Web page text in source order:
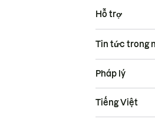
Hỗ trợ
Tin tức trong
Pháp lý
Tiếng Việt